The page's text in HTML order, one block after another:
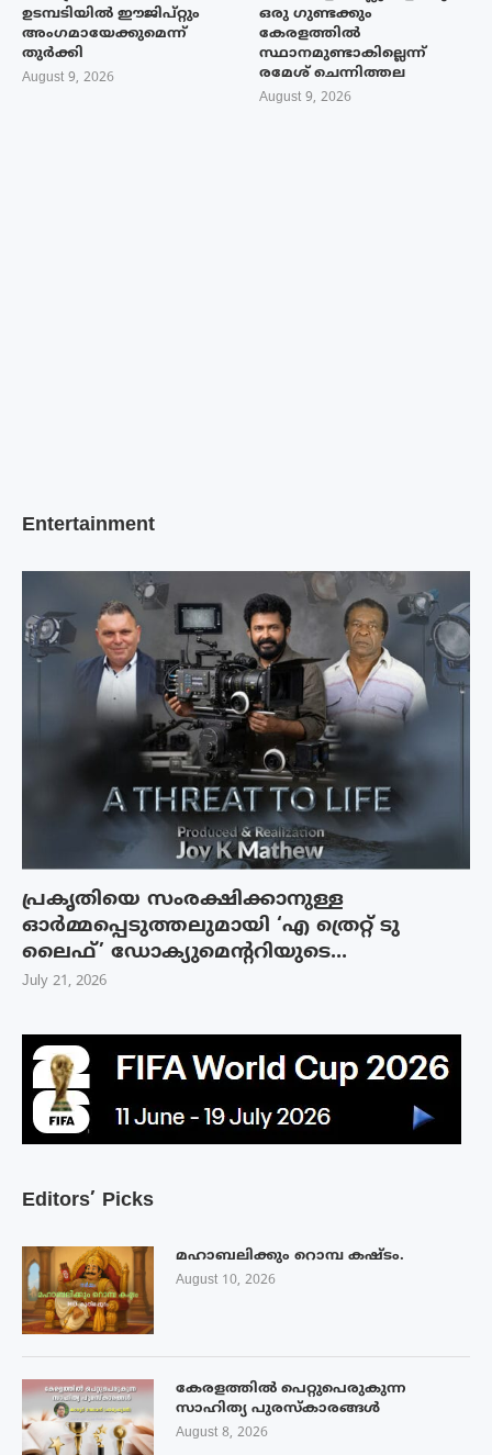
Editors’ Picks
മഹാബലിക്കും റൊമ്പ കഷ്ടം.
August 10, 2026
കേരളത്തിൽ പെറ്റുപെരുകുന്ന
സാഹിത്യ പുരസ്‌കാരങ്ങൾ
August 8, 2026
ഉടമ്പടിയിൽ ഈജിപ്റ്റും
അംഗമായേക്കുമെന്ന്
തുർക്കി
August 9, 2026
ഒരു ഗുണ്ടക്കും
കേരളത്തിൽ
സ്ഥാനമുണ്ടാകില്ലെന്ന്
രമേശ് ചെന്നിത്തല
August 9, 2026
Entertainment
പ്രകൃതിയെ സംരക്ഷിക്കാനുള്ള
ഓർമ്മപ്പെടുത്തലുമായി ‘എ ത്രെറ്റ് ടു
ലൈഫ്’ ഡോക്യുമെന്ററിയുടെ...
July 21, 2026